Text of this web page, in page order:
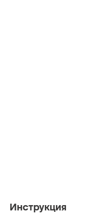
Инструкция